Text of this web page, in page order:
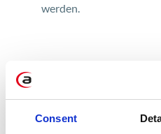
Consent
werden.
Welche Probleme
werden mit SAP
Ein Berater erhält